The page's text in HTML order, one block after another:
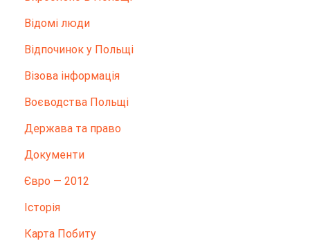
Відомі люди
Відпочинок у Польщі
Візова інформація
Воєводства Польщі
Держава та право
Документи
Євро — 2012
Історія
Карта Побиту